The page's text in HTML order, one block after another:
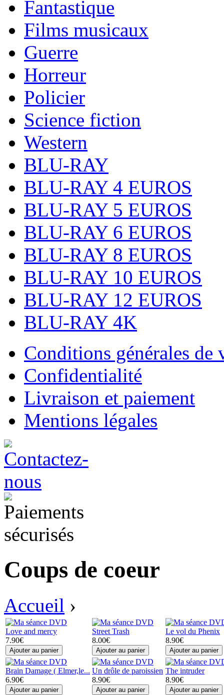
Fantastique
Films musicaux
Guerre
Horreur
Policier
Science fiction
Western
BLU-RAY
BLU-RAY 4 EUROS
BLU-RAY 5 EUROS
BLU-RAY 6 EUROS
BLU-RAY 8 EUROS
BLU-RAY 10 EUROS
BLU-RAY 12 EUROS
BLU-RAY 4K
Conditions générales de
Confidentialité
Livraison et paiement
Mentions légales
Coups de coeur
Accueil ›
Love and mercy
7.90€
Street Trash
8.00€
Le vol du Phenix
8.90€
Brain Damage ( Elmer,le...
6.90€
Un drôle de paroissien
8.90€
The intruder
8.90€